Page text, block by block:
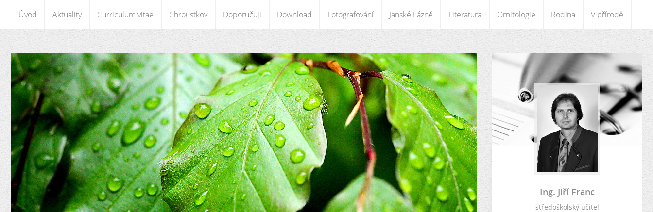
Úvod Aktuality Curriculum vitae Chroustkov Doporučuji Download Fotografování Janské Lázně Literatura Ornitologie Rodina V přírodě
Ing. Jiří Franc
středoškolský učitel